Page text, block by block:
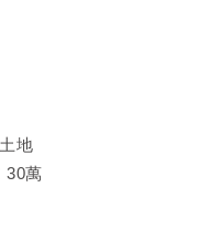
地
30萬